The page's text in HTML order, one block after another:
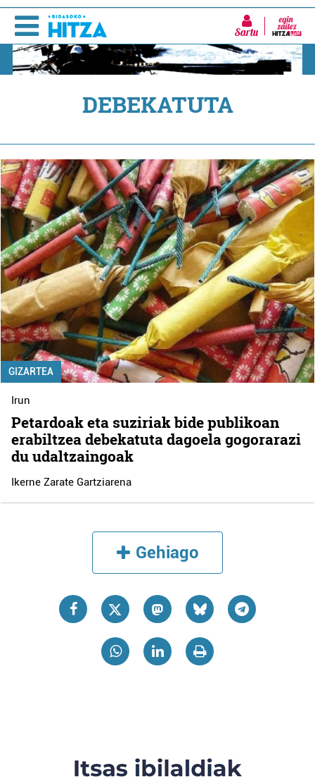
Sartu
DEBEKATUTA
GIZARTEA
Irun
Petardoak eta suziriak bide publikoan
erabiltzea debekatuta dagoela gogorarazi
du udaltzaingoak
Ikerne Zarate Gartziarena
Gehiago